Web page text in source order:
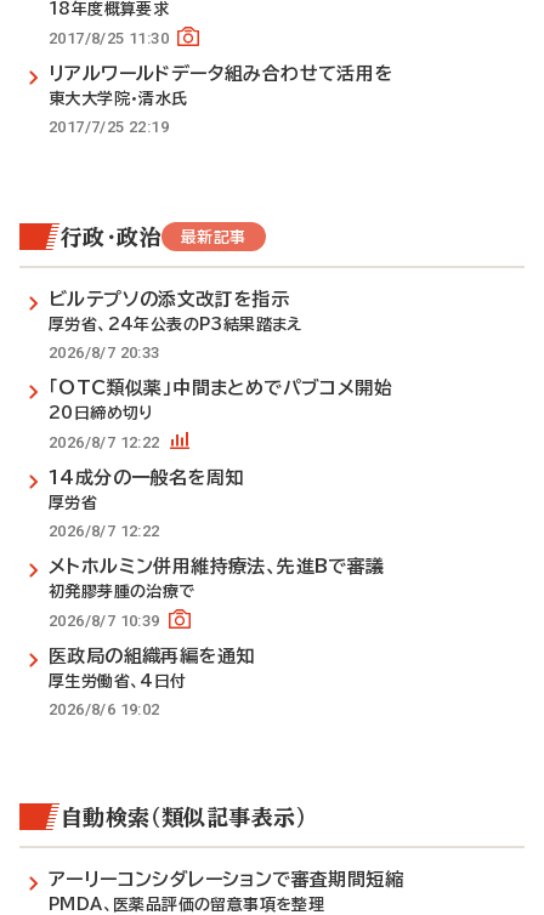
18年度概算要求
2017/8/25 11:30
リアルワールドデータ組み合わせて活用を
東大大学院・清水氏
2017/7/25 22:19
行政・政治 最新記事
ビルテプソの添文改訂を指示
厚労省、24年公表のP3結果踏まえ
2026/8/7 20:33
「OTC類似薬」中間まとめでパブコメ開始
20日締め切り
2026/8/7 12:22
14成分の一般名を周知
厚労省
2026/8/7 12:22
メトホルミン併用維持療法、先進Bで審議
初発膠芽腫の治療で
2026/8/7 10:39
医政局の組織再編を通知
厚生労働省、4日付
2026/8/6 19:02
自動検索（類似記事表示）
アーリーコンシダレーションで審査期間短縮
PMDA、医薬品評価の留意事項を整理